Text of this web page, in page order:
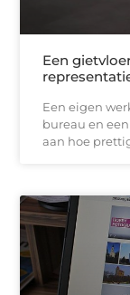
Een
Een eigen
bureau en
aan hoe